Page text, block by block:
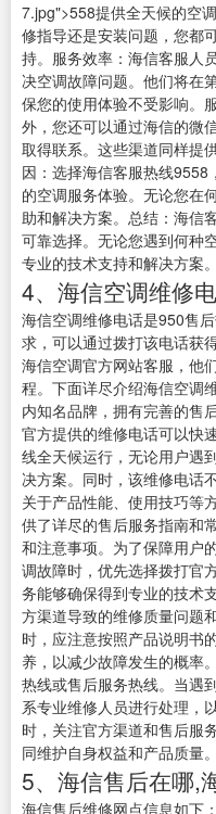
7.jpg">558提供全天候的空
修指导还是安装问题，您都
持。服务效率：海信客服人
决空调故障问题。他们将在
保您的使用体验不受影响。
外，您还可以通过海信的微
取得联系。这些渠道同样提
因：选择海信客服热线
的空调服务体验。无论您在
助和解决方案。总结：海信
可靠选择。无论您遇到何种
专业的技术支持和解决方案。
4、海信空调维修
海信空调维修电话是950售
求，可以通过拨打该电话获
海信空调官方网站客服，他
程。下面详尽介绍海信空调
内知名品牌，拥有完善的售
官方提供的维修电话可以快
线全天候运行，无论用户遇
决方案。同时，该维修电话
关于产品性能、使用技巧等
供了详尽的售后服务指南和
和注意事项。为了保障用户
调故障时，优先选择拨打官
务能够确保得到专业的技术
方渠道导致的维修质量问题
时，应注意按照产品说明书
养，以减少故障发生的概率
热线或售后服务热线。当遇
系专业维修人员进行处理，
时，关注官方渠道和售后服
同维护自身权益和产品质量。
5、海信售后在哪,
海信售后维修网点信息如下